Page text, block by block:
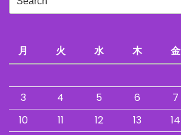
for:
月 火 水 木 金
3
4 5 6 7
10
11 12 13 14